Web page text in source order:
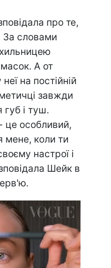
про те,
За словами
А от
на постійній
завжди
губ і туш.
це особливий,
мене, коли ти
настрої і
Шейк в